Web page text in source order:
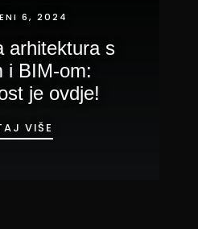
6, 2024
arhitektura s
i BIM-om:
je ovdje!
VIŠE